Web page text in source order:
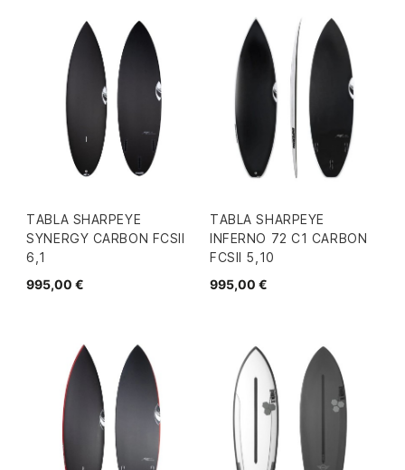
TABLA SHARPEYE
SYNERGY CARBON FCSII
6,1
995,00 €
TABLA SHARPEYE
INFERNO 72 C1 CARBON
FCSII 5,10
995,00 €